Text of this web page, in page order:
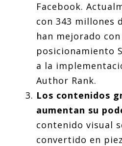
Facebook.
con 343 millones
han mejorado
posicionamiento
a la
Author Rank.
Los contenidos
aumentan su
contenido visual
convertido en